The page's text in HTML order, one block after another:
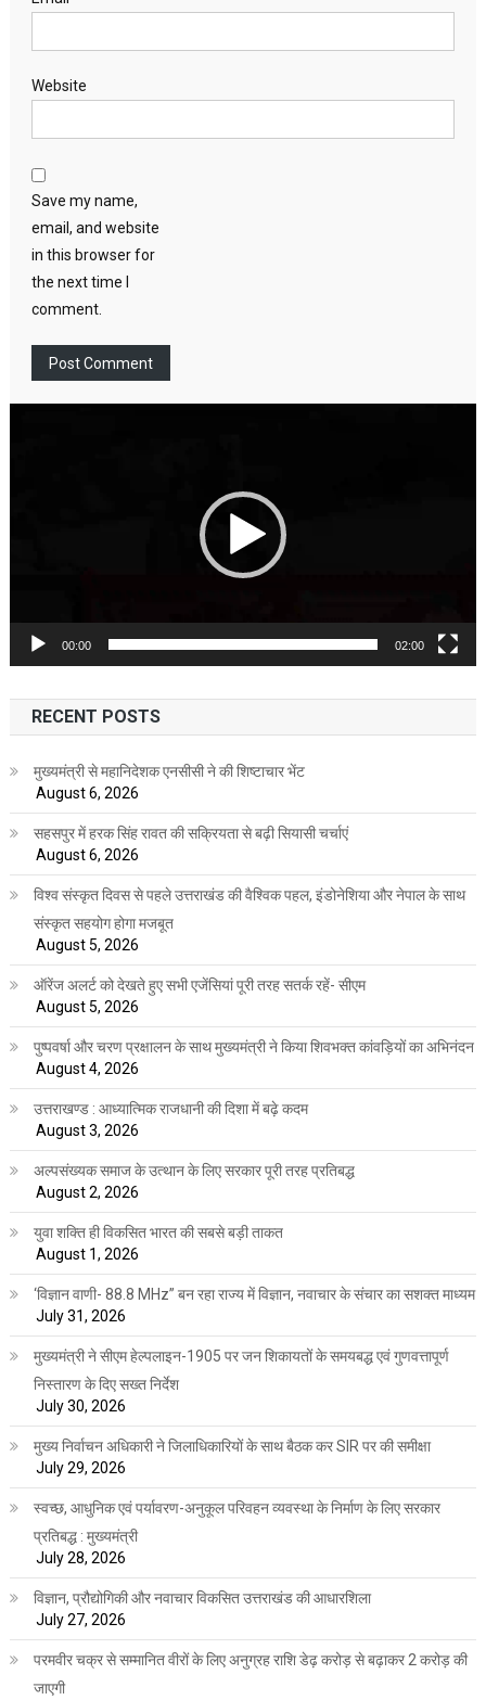
Website
Save my name,
email, and website
in this browser for
the next time I
comment.
00:00 02:00
RECENT POSTS
मुख्यमंत्री से महानिदेशक एनसीसी ने की शिष्टाचार भेंट
August 6, 2026
सहसपुर में हरक सिंह रावत की सक्रियता से बढ़ी सियासी चर्चाएं
August 6, 2026
विश्व संस्कृत दिवस से पहले उत्तराखंड की वैश्विक पहल, इंडोनेशिया और नेपाल के साथ
संस्कृत सहयोग होगा मजबूत
August 5, 2026
ऑरेंज अलर्ट को देखते हुए सभी एजेंसियां पूरी तरह सतर्क रहें- सीएम
August 5, 2026
पुष्पवर्षा और चरण प्रक्षालन के साथ मुख्यमंत्री ने किया शिवभक्त कांवड़ियों का अभिनंदन
August 4, 2026
उत्तराखण्ड : आध्यात्मिक राजधानी की दिशा में बढ़े कदम
August 3, 2026
अल्पसंख्यक समाज के उत्थान के लिए सरकार पूरी तरह प्रतिबद्ध
August 2, 2026
युवा शक्ति ही विकसित भारत की सबसे बड़ी ताकत
August 1, 2026
‘विज्ञान वाणी- 88.8 MHz” बन रहा राज्य में विज्ञान, नवाचार के संचार का सशक्त माध्यम
July 31, 2026
मुख्यमंत्री ने सीएम हेल्पलाइन-1905 पर जन शिकायतों के समयबद्ध एवं गुणवत्तापूर्ण
निस्तारण के दिए सख्त निर्देश
July 30, 2026
मुख्य निर्वाचन अधिकारी ने जिलाधिकारियों के साथ बैठक कर SIR पर की समीक्षा
July 29, 2026
स्वच्छ, आधुनिक एवं पर्यावरण-अनुकूल परिवहन व्यवस्था के निर्माण के लिए सरकार
प्रतिबद्ध : मुख्यमंत्री
July 28, 2026
विज्ञान, प्रौद्योगिकी और नवाचार विकसित उत्तराखंड की आधारशिला
July 27, 2026
परमवीर चक्र से सम्मानित वीरों के लिए अनुग्रह राशि डेढ़ करोड़ से बढ़ाकर 2 करोड़ की
जाएगी